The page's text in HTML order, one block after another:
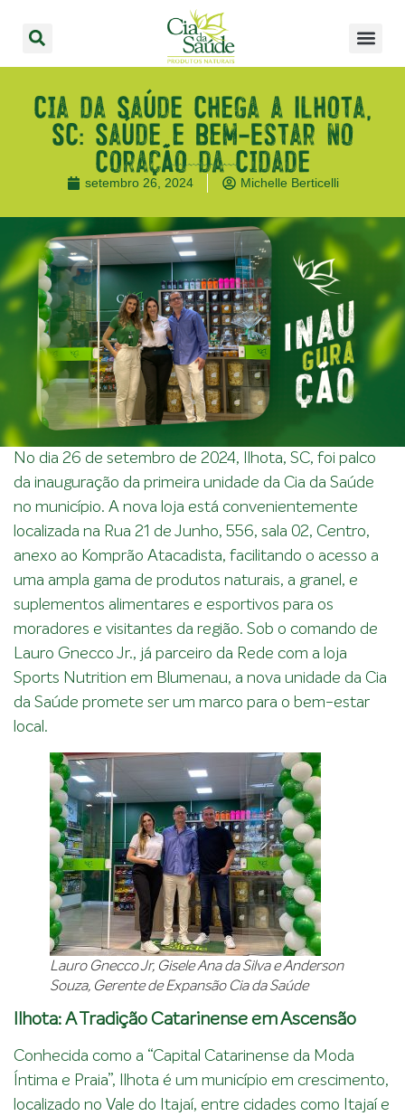
Cia da Saúde Chega a Ilhota,
SC: Saúde e Bem-Estar no
Coração da Cidade
setembro 26, 2024 Michelle Berticelli
No dia 26 de setembro de 2024, Ilhota, SC, foi palco
da inauguração da primeira unidade da Cia da Saúde
no município. A nova loja está convenientemente
localizada na Rua 21 de Junho, 556, sala 02, Centro,
anexo ao Komprão Atacadista, facilitando o acesso a
uma ampla gama de produtos naturais, a granel, e
suplementos alimentares e esportivos para os
moradores e visitantes da região. Sob o comando de
Lauro Gnecco Jr., já parceiro da Rede com a loja
Sports Nutrition em Blumenau, a nova unidade da Cia
da Saúde promete ser um marco para o bem-estar
local.
Lauro Gnecco Jr, Gisele Ana da Silva e Anderson
Souza, Gerente de Expansão Cia da Saúde
Ilhota: A Tradição Catarinense em Ascensão
Conhecida como a “Capital Catarinense da Moda
Íntima e Praia”, Ilhota é um município em crescimento,
localizado no Vale do Itajaí, entre cidades como Itajaí e